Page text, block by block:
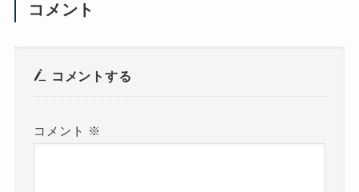
コメント
コメントする
コメント ※